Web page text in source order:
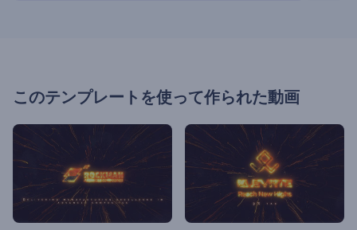
このテンプレートを使って作られた動画